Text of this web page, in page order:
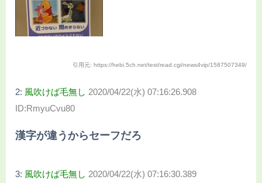
引用元: https://hebi.5ch.net/test/read.cgi/news4vip/1587507349/
2: 風吹けば毛無し 2020/04/22(水) 07:16:26.908
ID:RmyuCvu80
漢字が違うからセーフだろ
3: 風吹けば毛無し 2020/04/22(水) 07:16:30.389